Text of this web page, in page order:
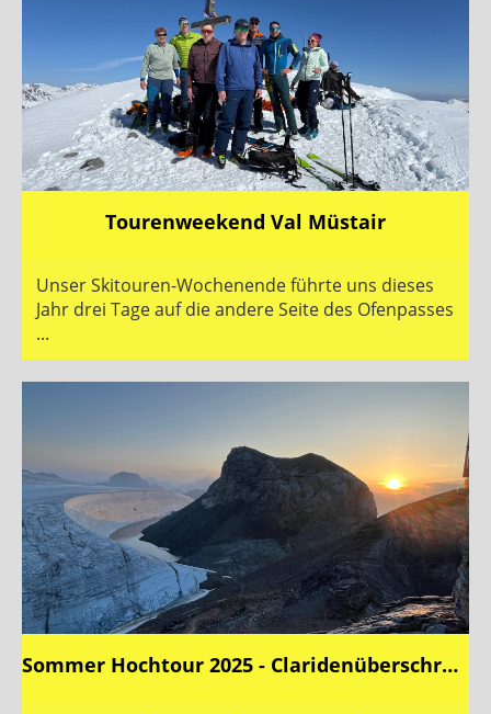
Tourenweekend Val Müstair
Unser Skitouren-Wochenende führte uns dieses
Jahr drei Tage auf die andere Seite des Ofenpasses
...
Sommer Hochtour 2025 - Claridenüberschreitung mit Hüttenrunde